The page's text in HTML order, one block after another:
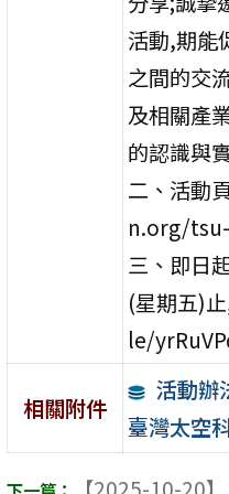
活動,期能
之間的交
及相關產
的認識與
二、活動
n.org/
三、即日
(星期五)
le/
相關附件
活動辦
臺灣太空